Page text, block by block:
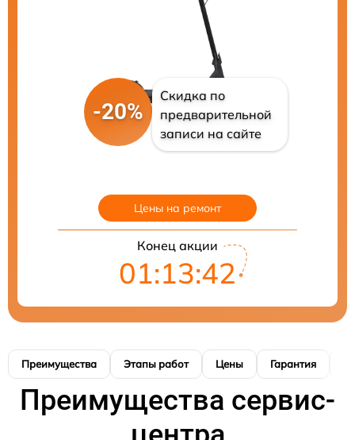
-20%
Скидка по
предварительной
записи на сайте
Цены на ремонт
Конец акции
01:13:41
Преимущества Этапы работ Цены Гарантия
Преимущества сервис-